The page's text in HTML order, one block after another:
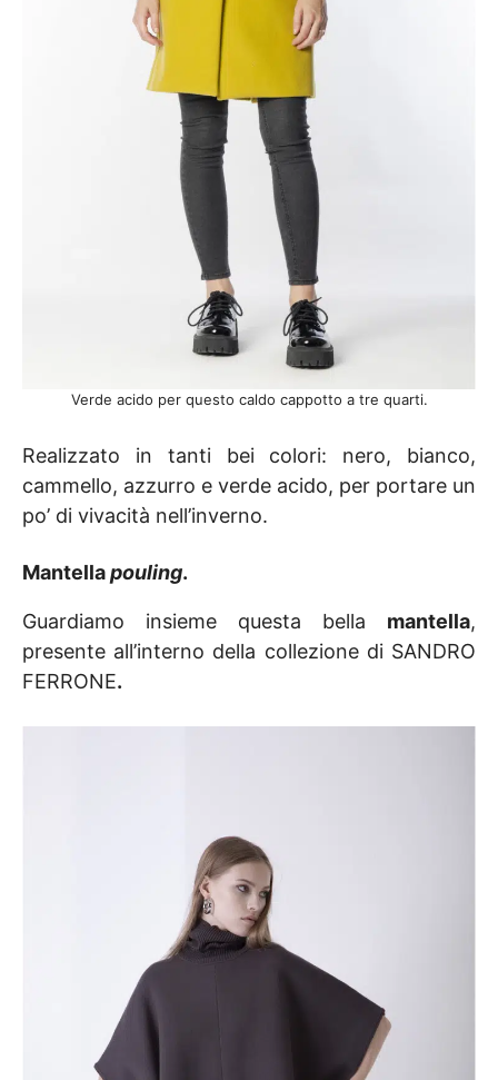
Verde acido per questo caldo cappotto a tre quarti.
Realizzato in tanti bei colori: nero, bianco,
cammello, azzurro e verde acido, per portare un
po’ di vivacità nell’inverno.
Mantellapouling.
Guardiamo insieme questa bella mantella,
presente all’interno della collezione di SANDRO
FERRONE.